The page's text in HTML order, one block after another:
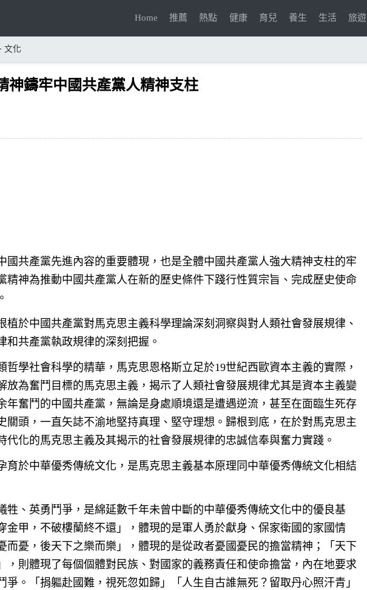
Home 推薦 熱點 健康 育兒 養生 生活 旅遊
文化
神鑄牢中國共產黨人精神支柱
國共產黨先進內容的重要體現，也是全體中國共產黨人強大精神支柱的牢
精神為推動中國共產黨人在新的歷史條件下踐行性質宗旨、完成歷史使命
植於中國共產黨對馬克思主義科學理論深刻洞察與對人類社會發展規律、
和共產黨執政規律的深刻把握。
哲學社會科學的精華，馬克思恩格斯立足於19世紀西歐資本主義的實際，
放為奮鬥目標的馬克思主義，揭示了人類社會發展規律尤其是資本主義變
年奮鬥的中國共產黨，無論是身處順境還是遭遇逆流，甚至在面臨生死存
關頭，一直矢誌不渝地堅持真理、堅守理想。歸根到底，在於對馬克思主
代化的馬克思主義及其揭示的社會發展規律的忠誠信奉與奮力實踐。
育於中華優秀傳統文化，是馬克思主義基本原理同中華優秀傳統文化相結
牲、英勇鬥爭，是綿延數千年未曾中斷的中華優秀傳統文化中的優良基
金甲，不破樓蘭終不還」，體現的是軍人勇於獻身、保家衛國的家國情
而憂，後天下之樂而樂」，體現的是從政者憂國憂民的擔當精神；「天下
，則體現了每個個體對民族、對國家的義務責任和使命擔當，內在地要求
爭。「捐軀赴國難，視死忽如歸」「人生自古誰無死？留取丹心照汗青」